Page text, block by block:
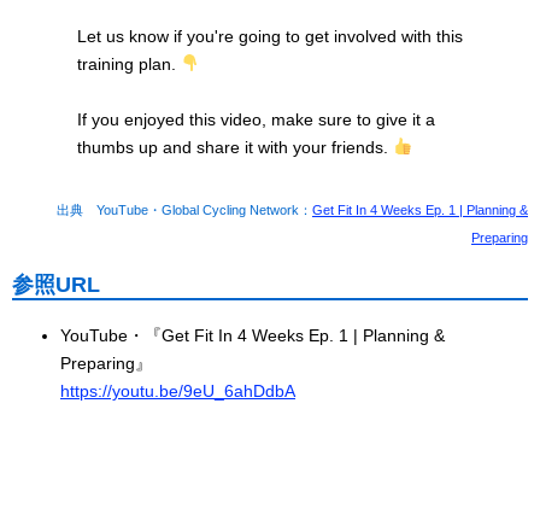
Let us know if you're going to get involved with this
training plan.
If you enjoyed this video, make sure to give it a
thumbs up and share it with your friends.
出典 YouTube・Global Cycling Network： Get Fit In 4 Weeks Ep. 1 | Planning &
Preparing
参照URL
YouTube・『Get Fit In 4 Weeks Ep. 1 | Planning &
Preparing』
https://youtu.be/9eU_6ahDdbA